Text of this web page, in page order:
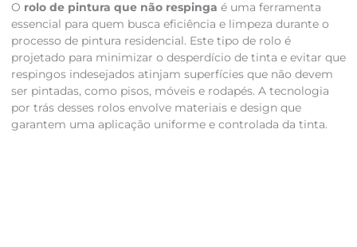
O rolo de pintura que não respinga é uma ferramenta
essencial para quem busca eficiência e limpeza durante o
processo de pintura residencial. Este tipo de rolo é
projetado para minimizar o desperdício de tinta e evitar que
respingos indesejados atinjam superfícies que não devem
ser pintadas, como pisos, móveis e rodapés. A tecnologia
por trás desses rolos envolve materiais e design que
garantem uma aplicação uniforme e controlada da tinta.